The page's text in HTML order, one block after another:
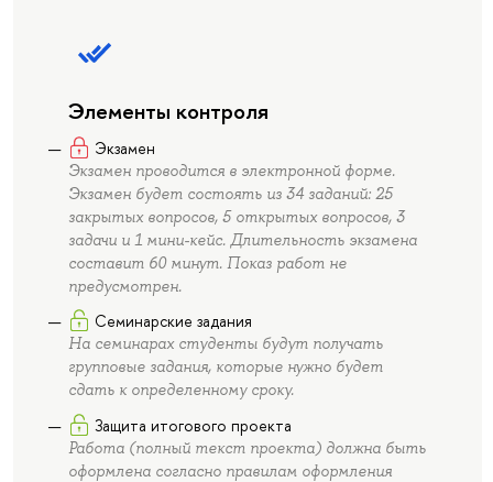
Элементы контроля
Экзамен
Экзамен проводится в электронной форме.
Экзамен будет состоять из 34 заданий: 25
закрытых вопросов, 5 открытых вопросов, 3
задачи и 1 мини-кейс. Длительность экзамена
составит 60 минут. Показ работ не
предусмотрен.
Семинарские задания
На семинарах студенты будут получать
групповые задания, которые нужно будет
сдать к определенному сроку.
Защита итогового проекта
Работа (полный текст проекта) должна быть
оформлена согласно правилам оформления